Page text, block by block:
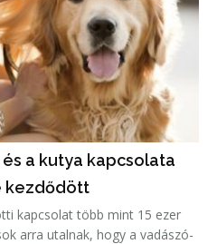
a kutya kapcsolata
kezdődött
kapcsolat több mint 15 ezer
arra utalnak, hogy a vadászó-